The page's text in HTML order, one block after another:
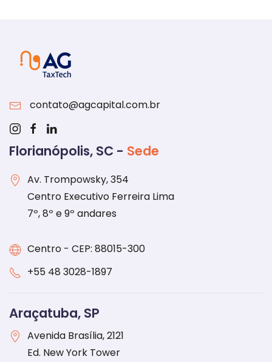
contato@agcapital.com.br
Florianópolis, SC - Sede
Av. Trompowsky, 354
Centro Executivo Ferreira Lima
7º, 8º e 9º andares
Centro - CEP: 88015-300
+55 48 3028-1897
Araçatuba, SP
Avenida Brasília, 2121
Ed. New York Tower